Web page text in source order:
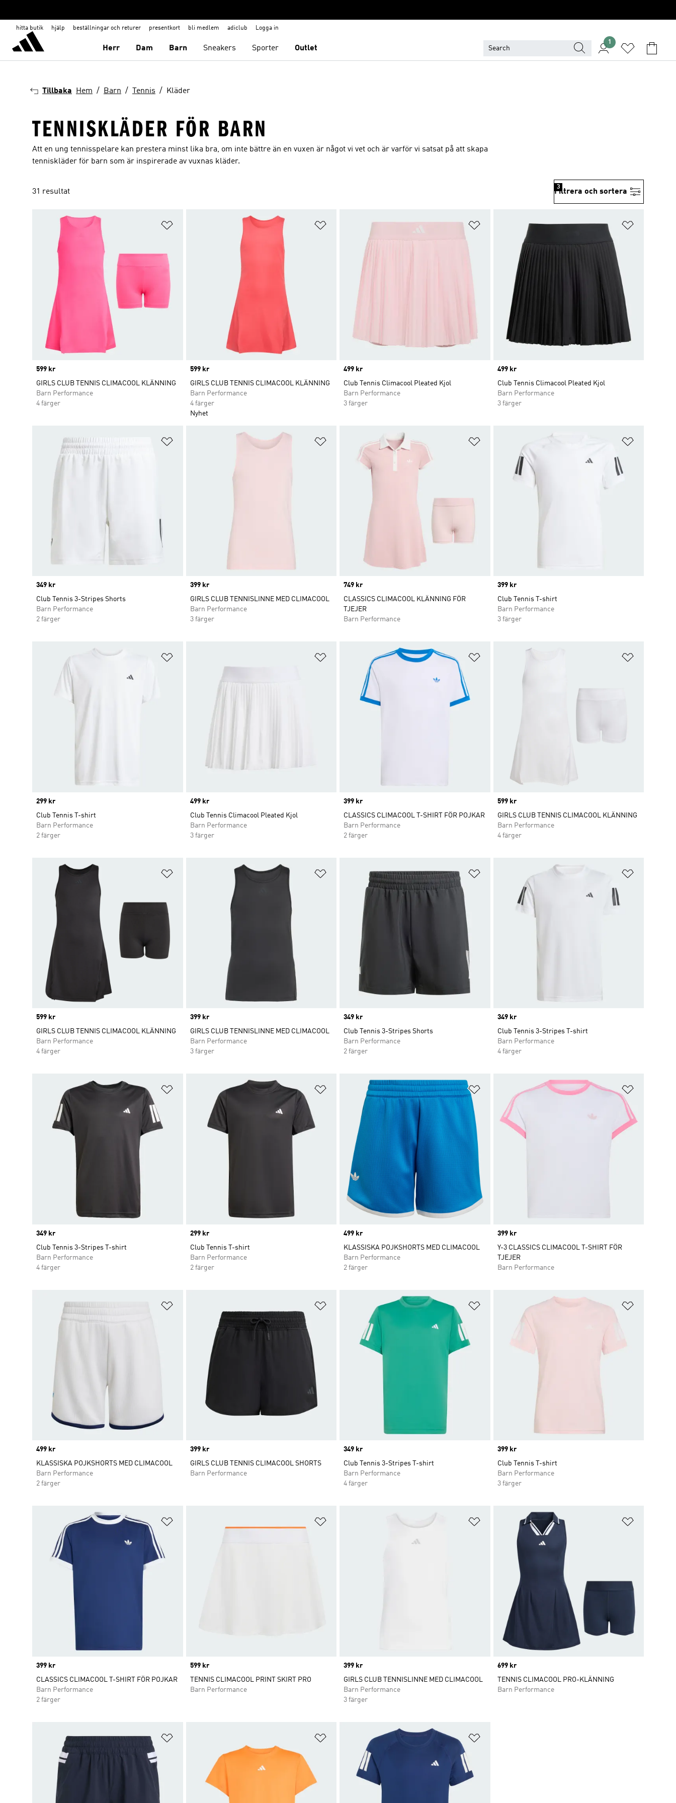
hitta butik hjälp beställningar och returer presentkort bli medlem adiclub Logga in
Herr Dam Barn Sneakers Sporter Outlet
1
Tillbaka Hem Barn Tennis Kläder
TENNISKLÄDER FÖR BARN
Att en ung tennisspelare kan prestera minst lika bra, om inte bättre än en vuxen är något vi vet och är varför vi satsat på att skapa
tenniskläder för barn som är inspirerade av vuxnas kläder.
31 resultat Filtrera och sortera
3
Lägg till på önskelistan
Price
599 kr
GIRLS CLUB TENNIS CLIMACOOL KLÄNNING
Barn Performance
4 färger
Lägg till på önskelistan
Price
599 kr
GIRLS CLUB TENNIS CLIMACOOL KLÄNNING
Barn Performance
4 färger
Nyhet
Lägg till på önskelistan
Price
499 kr
Club Tennis Climacool Pleated Kjol
Barn Performance
3 färger
Price
499 kr
Club Tennis Climacool Pleated Kjol
Barn Performance
3 färger
Lägg till på önskelistan
Price
349 kr
Club Tennis 3-Stripes Shorts
Barn Performance
2 färger
Lägg till på önskelistan
Price
399 kr
GIRLS CLUB TENNISLINNE MED CLIMACOOL
Barn Performance
3 färger
Lägg till på önskelistan
Price
749 kr
CLASSICS CLIMACOOL KLÄNNING FÖR
TJEJER
Barn Performance
Price
399 kr
Club Tennis T-shirt
Barn Performance
3 färger
Price
299 kr
Club Tennis T-shirt
Barn Performance
2 färger
Lägg till på önskelistan
Price
499 kr
Club Tennis Climacool Pleated Kjol
Barn Performance
3 färger
Price
399 kr
CLASSICS CLIMACOOL T-SHIRT FÖR POJKAR
Barn Performance
2 färger
Price
599 kr
GIRLS CLUB TENNIS CLIMACOOL KLÄNNING
Barn Performance
4 färger
Lägg till på önskelistan
Price
599 kr
GIRLS CLUB TENNIS CLIMACOOL KLÄNNING
Barn Performance
4 färger
Lägg till på önskelistan
Price
399 kr
GIRLS CLUB TENNISLINNE MED CLIMACOOL
Barn Performance
3 färger
Lägg till på önskelistan
Price
349 kr
Club Tennis 3-Stripes Shorts
Barn Performance
2 färger
Price
349 kr
Club Tennis 3-Stripes T-shirt
Barn Performance
4 färger
Lägg till på önskelistan
Price
349 kr
Club Tennis 3-Stripes T-shirt
Barn Performance
4 färger
Lägg till på önskelistan
Price
299 kr
Club Tennis T-shirt
Barn Performance
2 färger
Lägg till på önskelistan
Price
499 kr
KLASSISKA POJKSHORTS MED CLIMACOOL
Barn Performance
2 färger
Price
399 kr
Y-3 CLASSICS CLIMACOOL T-SHIRT FÖR
TJEJER
Barn Performance
Price
499 kr
KLASSISKA POJKSHORTS MED CLIMACOOL
Barn Performance
2 färger
Lägg till på önskelistan
Price
399 kr
GIRLS CLUB TENNIS CLIMACOOL SHORTS
Barn Performance
Lägg till på önskelistan
Price
349 kr
Club Tennis 3-Stripes T-shirt
Barn Performance
4 färger
Price
399 kr
Club Tennis T-shirt
Barn Performance
3 färger
Price
399 kr
CLASSICS CLIMACOOL T-SHIRT FÖR POJKAR
Barn Performance
2 färger
Lägg till på önskelistan
Price
599 kr
TENNIS CLIMACOOL PRINT SKIRT PRO
Barn Performance
Lägg till på önskelistan
Price
399 kr
GIRLS CLUB TENNISLINNE MED CLIMACOOL
Barn Performance
3 färger
Price
699 kr
TENNIS CLIMACOOL PRO-KLÄNNING
Barn Performance
Lägg till på önskelistan